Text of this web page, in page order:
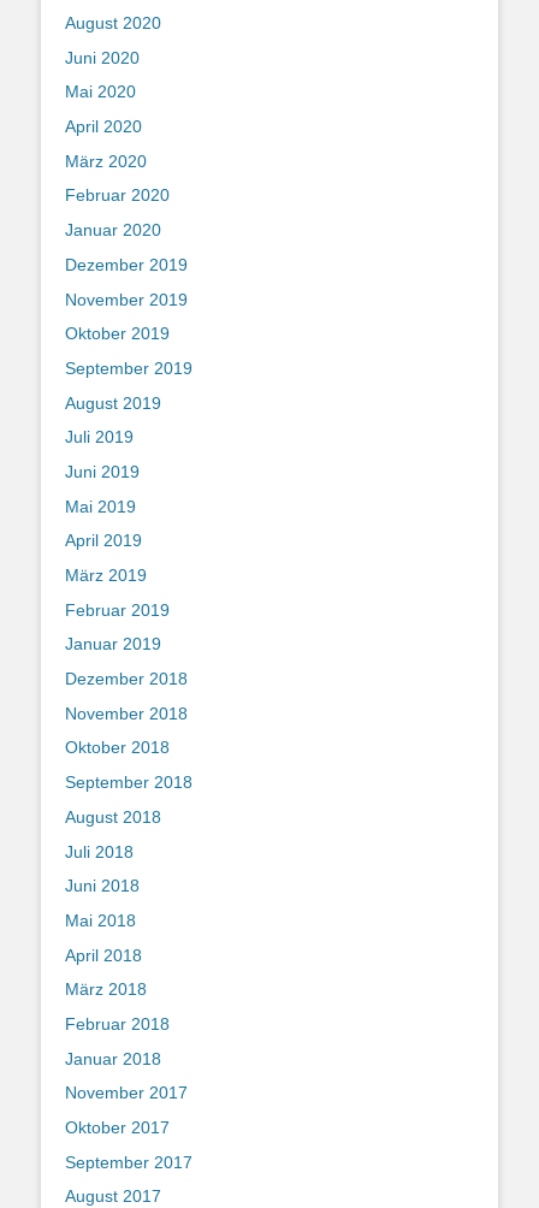
August 2020
Juni 2020
Mai 2020
April 2020
März 2020
Februar 2020
Januar 2020
Dezember 2019
November 2019
Oktober 2019
September 2019
August 2019
Juli 2019
Juni 2019
Mai 2019
April 2019
März 2019
Februar 2019
Januar 2019
Dezember 2018
November 2018
Oktober 2018
September 2018
August 2018
Juli 2018
Juni 2018
Mai 2018
April 2018
März 2018
Februar 2018
Januar 2018
November 2017
Oktober 2017
September 2017
August 2017